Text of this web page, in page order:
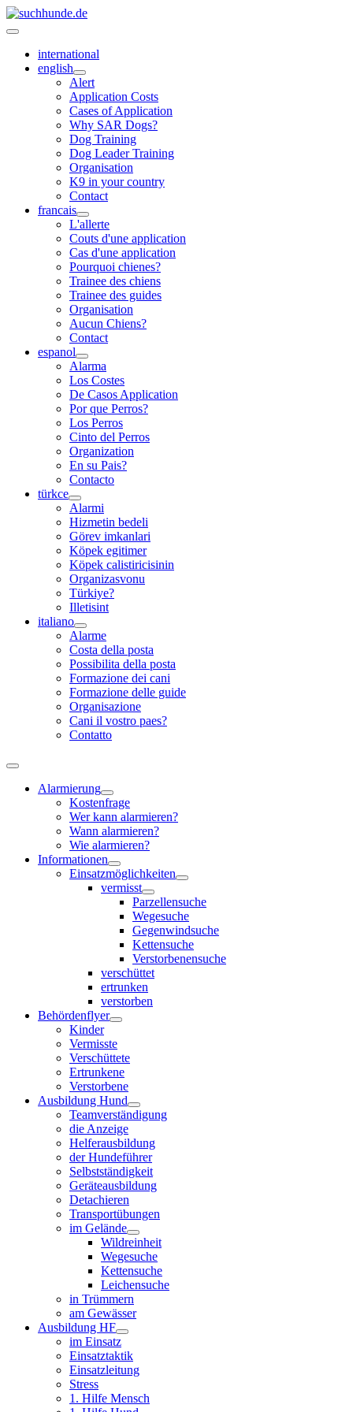
international
english
Alert
Application Costs
Cases of Application
Why SAR Dogs?
Dog Training
Dog Leader Training
Organisation
K9 in your country
Contact
francais
L'allerte
Couts d'une application
Cas d'une application
Pourquoi chienes?
Trainee des chiens
Trainee des guides
Organisation
Aucun Chiens?
Contact
espanol
Alarma
Los Costes
De Casos Application
Por que Perros?
Los Perros
Cinto del Perros
Organization
En su Pais?
Contacto
türkce
Alarmi
Hizmetin bedeli
Görev imkanlari
Köpek egitimer
Köpek calistiricisinin
Organizasvonu
Türkiye?
Illetisint
italiano
Alarme
Costa della posta
Possibilita della posta
Formazione dei cani
Formazione delle guide
Organisazione
Cani il vostro paes?
Contatto
Alarmierung
Kostenfrage
Wer kann alarmieren?
Wann alarmieren?
Wie alarmieren?
Informationen
Einsatzmöglichkeiten
vermisst
Parzellensuche
Wegesuche
Gegenwindsuche
Kettensuche
Verstorbenensuche
verschüttet
ertrunken
verstorben
Behördenflyer
Kinder
Vermisste
Verschüttete
Ertrunkene
Verstorbene
Ausbildung Hund
Teamverständigung
die Anzeige
Helferausbildung
der Hundeführer
Selbstständigkeit
Geräteausbildung
Detachieren
Transportübungen
im Gelände
Wildreinheit
Wegesuche
Kettensuche
Leichensuche
in Trümmern
am Gewässer
Ausbildung HF
im Einsatz
Einsatztaktik
Einsatzleitung
Stress
1. Hilfe Mensch